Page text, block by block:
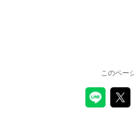
本キャンペーンの対象の支払い方法
（PayPay残高（赤画面）での支払
このペー